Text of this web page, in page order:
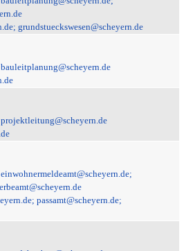
grundstueckswesen@scheyern.de
passamt@scheyern.de;